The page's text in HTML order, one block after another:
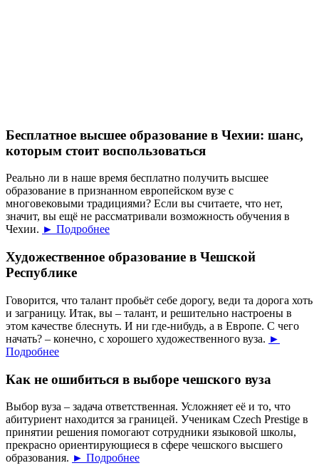
Бесплатное высшее образование в Чехии: шанс,
которым стоит воспользоваться
Реально ли в наше время бесплатно получить высшее
образование в признанном европейском вузе с
многовековыми традициями? Если вы считаете, что нет,
значит, вы ещё не рассматривали возможность обучения в
Чехии. ► Подробнее
Художественное образование в Чешской
Республике
Говорится, что талант пробьёт себе дорогу, веди та дорога хоть
и заграницу. Итак, вы – талант, и решительно настроены в
этом качестве блеснуть. И ни где-нибудь, а в Европе. С чего
начать? – конечно, с хорошего художественного вуза. ►
Подробнее
Как не ошибиться в выборе чешского вуза
Выбор вуза – задача ответственная. Усложняет её и то, что
абитуриент находится за границей. Ученикам Czech Prestige в
принятии решения помогают сотрудники языковой школы,
прекрасно ориентирующиеся в сфере чешского высшего
образования. ► Подробнее